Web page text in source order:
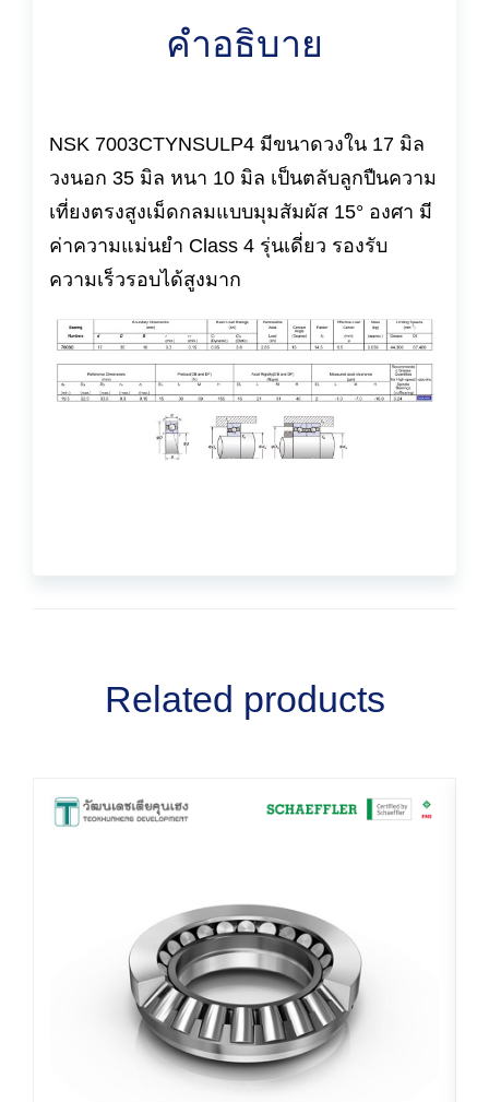
คำอธิบาย
NSK 7003CTYNSULP4 มีขนาดวงใน 17 มิล
วงนอก 35 มิล หนา 10 มิล เป็นตลับลูกปืนความ
เที่ยงตรงสูงเม็ดกลมแบบมุมสัมผัส 15° องศา มี
ค่าความแม่นยำ Class 4 รุ่นเดี่ยว รองรับ
ความเร็วรอบได้สูงมาก
Related products